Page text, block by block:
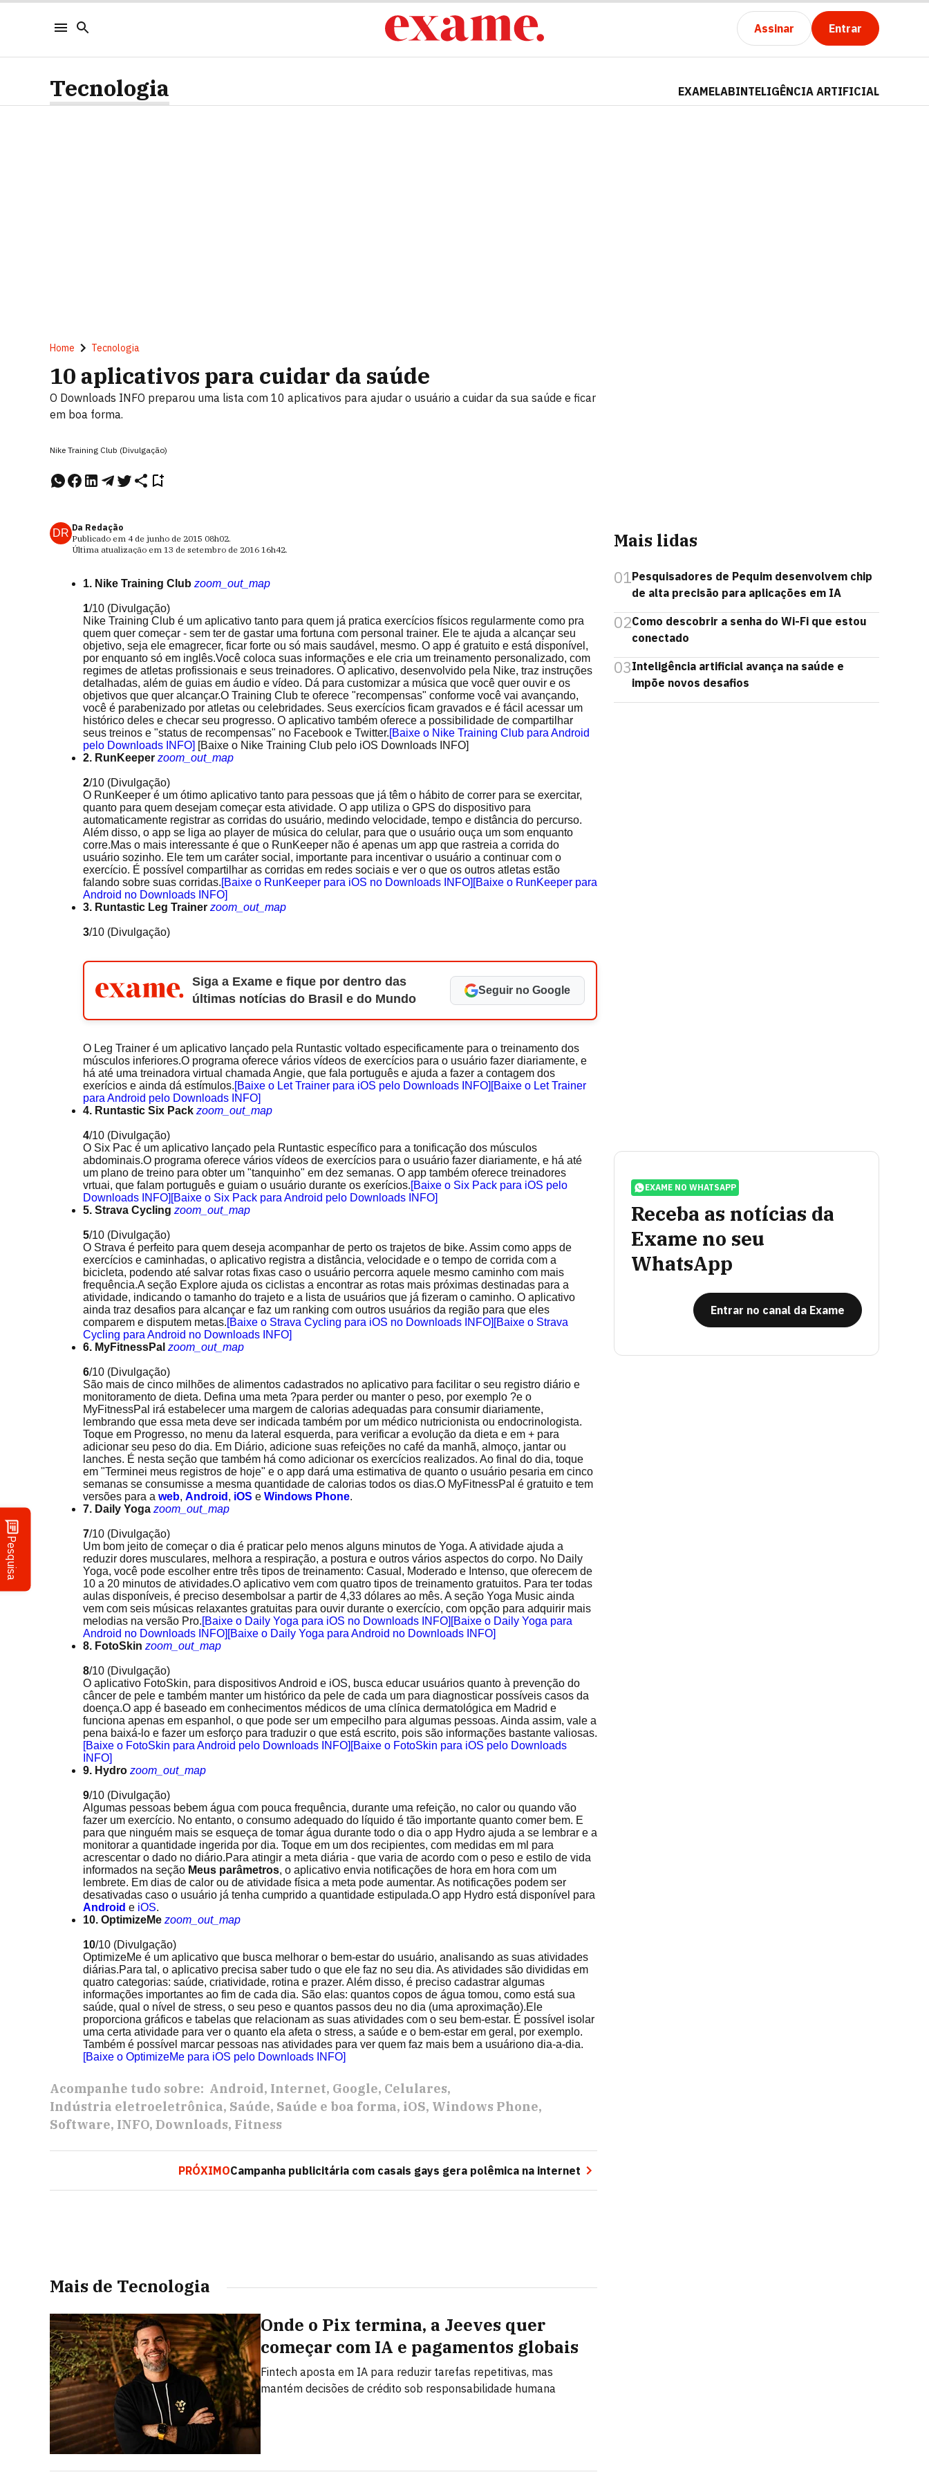
Assinar Entrar
Pesquisa
Tecnologia EXAMELABINTELIGÊNCIA ARTIFICIAL
Home Tecnologia
10 aplicativos para cuidar da saúde
O Downloads INFO preparou uma lista com 10 aplicativos para ajudar o usuário a cuidar da sua saúde e ficar
em boa forma.
Nike Training Club (Divulgação)
DR Da Redação
Publicado em 4 de junho de 2015 08h02.
Última atualização em 13 de setembro de 2016 16h42.
1. Nike Training Club zoom_out_map
1/10 (Divulgação)
Nike Training Club é um aplicativo tanto para quem já pratica exercícios físicos regularmente como pra
quem quer começar - sem ter de gastar uma fortuna com personal trainer. Ele te ajuda a alcançar seu
objetivo, seja ele emagrecer, ficar forte ou só mais saudável, mesmo. O app é gratuito e está disponível,
por enquanto só em inglês.Você coloca suas informações e ele cria um treinamento personalizado, com
regimes de atletas profissionais e seus treinadores. O aplicativo, desenvolvido pela Nike, traz instruções
detalhadas, além de guias em áudio e vídeo. Dá para customizar a música que você quer ouvir e os
objetivos que quer alcançar.O Training Club te oferece "recompensas" conforme você vai avançando,
você é parabenizado por atletas ou celebridades. Seus exercícios ficam gravados e é fácil acessar um
histórico deles e checar seu progresso. O aplicativo também oferece a possibilidade de compartilhar
seus treinos e "status de recompensas" no Facebook e Twitter.[Baixe o Nike Training Club para Android
pelo Downloads INFO] [Baixe o Nike Training Club pelo iOS Downloads INFO]
2. RunKeeper zoom_out_map
2/10 (Divulgação)
O RunKeeper é um ótimo aplicativo tanto para pessoas que já têm o hábito de correr para se exercitar,
quanto para quem desejam começar esta atividade. O app utiliza o GPS do dispositivo para
automaticamente registrar as corridas do usuário, medindo velocidade, tempo e distância do percurso.
Além disso, o app se liga ao player de música do celular, para que o usuário ouça um som enquanto
corre.Mas o mais interessante é que o RunKeeper não é apenas um app que rastreia a corrida do
usuário sozinho. Ele tem um caráter social, importante para incentivar o usuário a continuar com o
exercício. É possível compartilhar as corridas em redes sociais e ver o que os outros atletas estão
falando sobre suas corridas.[Baixe o RunKeeper para iOS no Downloads INFO] [Baixe o RunKeeper para
Android no Downloads INFO]
3. Runtastic Leg Trainer zoom_out_map
3/10 (Divulgação)
Siga a Exame e fique por dentro das
últimas notícias do Brasil e do Mundo
Seguir no Google
O Leg Trainer é um aplicativo lançado pela Runtastic voltado especificamente para o treinamento dos
músculos inferiores.O programa oferece vários vídeos de exercícios para o usuário fazer diariamente, e
há até uma treinadora virtual chamada Angie, que fala português e ajuda a fazer a contagem dos
exerícios e ainda dá estímulos.[Baixe o Let Trainer para iOS pelo Downloads INFO] [Baixe o Let Trainer
para Android pelo Downloads INFO]
4. Runtastic Six Pack zoom_out_map
4/10 (Divulgação)
O Six Pac é um aplicativo lançado pela Runtastic específico para a tonificação dos músculos
abdominais.O programa oferece vários vídeos de exercícios para o usuário fazer diariamente, e há até
um plano de treino para obter um "tanquinho" em dez semanas. O app também oferece treinadores
vrtuai, que falam português e guiam o usuário durante os exerícios.[Baixe o Six Pack para iOS pelo
Downloads INFO] [Baixe o Six Pack para Android pelo Downloads INFO]
5. Strava Cycling zoom_out_map
5/10 (Divulgação)
O Strava é perfeito para quem deseja acompanhar de perto os trajetos de bike. Assim como apps de
exercícios e caminhadas, o aplicativo registra a distância, velocidade e o tempo de corrida com a
bicicleta, podendo até salvar rotas fixas caso o usuário percorra aquele mesmo caminho com mais
frequência.A seção Explore ajuda os ciclistas a encontrar as rotas mais próximas destinadas para a
atividade, indicando o tamanho do trajeto e a lista de usuários que já fizeram o caminho. O aplicativo
ainda traz desafios para alcançar e faz um ranking com outros usuários da região para que eles
comparem e disputem metas.[Baixe o Strava Cycling para iOS no Downloads INFO] [Baixe o Strava
Cycling para Android no Downloads INFO]
6. MyFitnessPal zoom_out_map
6/10 (Divulgação)
São mais de cinco milhões de alimentos cadastrados no aplicativo para facilitar o seu registro diário e
monitoramento de dieta. Defina uma meta ?para perder ou manter o peso, por exemplo ?e o
MyFitnessPal irá estabelecer uma margem de calorias adequadas para consumir diariamente,
lembrando que essa meta deve ser indicada também por um médico nutricionista ou endocrinologista.
Toque em Progresso, no menu da lateral esquerda, para verificar a evolução da dieta e em + para
adicionar seu peso do dia. Em Diário, adicione suas refeições no café da manhã, almoço, jantar ou
lanches. É nesta seção que também há como adicionar os exercícios realizados. Ao final do dia, toque
em "Terminei meus registros de hoje" e o app dará uma estimativa de quanto o usuário pesaria em cinco
semanas se consumisse a mesma quantidade de calorias todos os dias.O MyFitnessPal é gratuito e tem
versões para a web, Android , iOS e Windows Phone.
7. Daily Yoga zoom_out_map
7/10 (Divulgação)
Um bom jeito de começar o dia é praticar pelo menos alguns minutos de Yoga. A atividade ajuda a
reduzir dores musculares, melhora a respiração, a postura e outros vários aspectos do corpo. No Daily
Yoga, você pode escolher entre três tipos de treinamento: Casual, Moderado e Intenso, que oferecem de
10 a 20 minutos de atividades.O aplicativo vem com quatro tipos de treinamento gratuitos. Para ter todas
aulas disponíveis, é preciso desembolsar a partir de 4,33 dólares ao mês. A seção Yoga Music ainda
vem com seis músicas relaxantes gratuitas para ouvir durante o exercício, com opção para adquirir mais
melodias na versão Pro.[Baixe o Daily Yoga para iOS no Downloads INFO] [Baixe o Daily Yoga para
Android no Downloads INFO] [Baixe o Daily Yoga para Android no Downloads INFO]
8. FotoSkin zoom_out_map
8/10 (Divulgação)
O aplicativo FotoSkin, para dispositivos Android e iOS, busca educar usuários quanto à prevenção do
câncer de pele e também manter um histórico da pele de cada um para diagnosticar possíveis casos da
doença.O app é baseado em conhecimentos médicos de uma clínica dermatológica em Madrid e
funciona apenas em espanhol, o que pode ser um empecilho para algumas pessoas. Ainda assim, vale a
pena baixá-lo e fazer um esforço para traduzir o que está escrito, pois são informações bastante valiosas.
[Baixe o FotoSkin para Android pelo Downloads INFO] [Baixe o FotoSkin para iOS pelo Downloads
INFO]
9. Hydro zoom_out_map
9/10 (Divulgação)
Algumas pessoas bebem água com pouca frequência, durante uma refeição, no calor ou quando vão
fazer um exercício. No entanto, o consumo adequado do líquido é tão importante quanto comer bem. E
para que ninguém mais se esqueça de tomar água durante todo o dia o app Hydro ajuda a se lembrar e a
monitorar a quantidade ingerida por dia. Toque em um dos recipientes, com medidas em ml para
acrescentar o dado no diário.Para atingir a meta diária - que varia de acordo com o peso e estilo de vida
informados na seção Meus parâmetros, o aplicativo envia notificações de hora em hora com um
lembrete. Em dias de calor ou de atividade física a meta pode aumentar. As notificações podem ser
desativadas caso o usuário já tenha cumprido a quantidade estipulada.O app Hydro está disponível para
Android e iOS.
10. OptimizeMe zoom_out_map
10/10 (Divulgação)
OptimizeMe é um aplicativo que busca melhorar o bem-estar do usuário, analisando as suas atividades
diárias.Para tal, o aplicativo precisa saber tudo o que ele faz no seu dia. As atividades são divididas em
quatro categorias: saúde, criatividade, rotina e prazer. Além disso, é preciso cadastrar algumas
informações importantes ao fim de cada dia. São elas: quantos copos de água tomou, como está sua
saúde, qual o nível de stress, o seu peso e quantos passos deu no dia (uma aproximação).Ele
proporciona gráficos e tabelas que relacionam as suas atividades com o seu bem-estar. É possível isolar
uma certa atividade para ver o quanto ela afeta o stress, a saúde e o bem-estar em geral, por exemplo.
Também é possível marcar pessoas nas atividades para ver quem faz mais bem a usuáriono dia-a-dia.
[Baixe o OptimizeMe para iOS pelo Downloads INFO]
Acompanhe tudo sobre: Android Internet Google Celulares
Indústria eletroeletrônica Saúde Saúde e boa forma iOS Windows Phone
Software INFO Downloads Fitness
PRÓXIMOCampanha publicitária com casais gays gera polêmica na internet
Mais de Tecnologia
Onde o Pix termina, a Jeeves quer
começar com IA e pagamentos globais
Fintech aposta em IA para reduzir tarefas repetitivas, mas
mantém decisões de crédito sob responsabilidade humana
Mais lidas
01Pesquisadores de Pequim desenvolvem chip
de alta precisão para aplicações em IA
02Como descobrir a senha do Wi-Fi que estou
conectado
03Inteligência artificial avança na saúde e
impõe novos desafios
EXAME NO WHATSAPP
Receba as notícias da
Exame no seu
WhatsApp
Entrar no canal da Exame